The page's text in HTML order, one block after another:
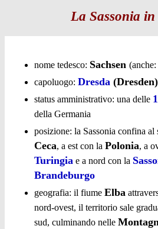
La Sassonia in
nome tedesco: Sachsen (anche:
capoluogo: Dresda
status amministrativo: una delle
della Germania
posizione: la Sassonia confina al
Ceca, a est con la Polonia, a
Turingia e a nord con la
Brandeburgo
geografia: il fiume Elba
nord-ovest, il territorio sale
sud, culminando nelle